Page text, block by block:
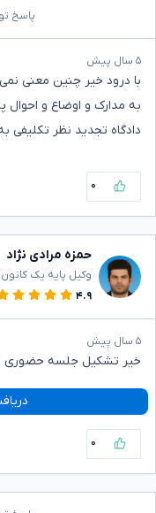
پاسخ
۵ سال پیش
با درود خیر چنین معنی
به مدارک و اوضاع و احوال
دادگاه تجدید نظر تکلیفی
۰
حمزه مرادی نژاد
وکیل پایه یک
۴.۹
۵ سال پیش
خیر تشکیل جلسه حضوری
۰